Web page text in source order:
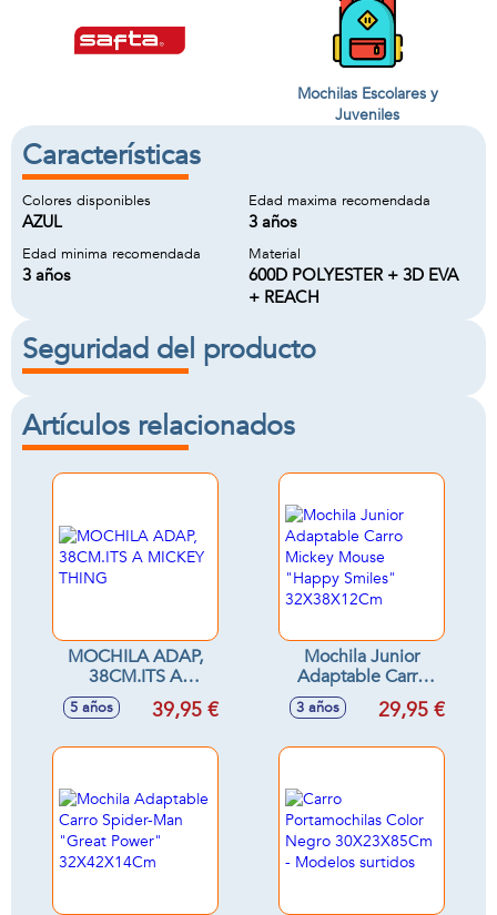
Mochilas Escolares y
Juveniles
Características
Colores disponibles
AZUL
Edad maxima recomendada
3 años
Edad minima recomendada
3 años
Material
600D POLYESTER + 3D EVA
+ REACH
Seguridad del producto
Artículos relacionados
MOCHILA ADAP,
38CM.ITS A
MICKEY THING
5 años 39,95 €
Mochila Junior
Adaptable Carro
Mickey Mouse
"Happy Smiles"
3 años 29,95 €